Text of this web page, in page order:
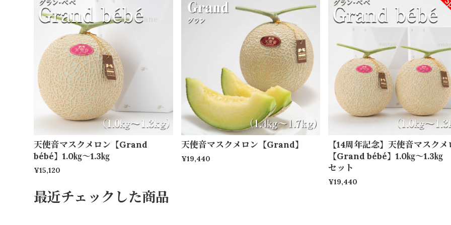
天使音マスクメロン【Grand
bébé】1.0㎏～1.3㎏
¥15,120
天使音マスクメロン【Grand】
¥19,440
【14周年記念】天使音マスク
【Grand bébé】1.0㎏～1.3㎏
セット
¥19,440
最近チェックした商品